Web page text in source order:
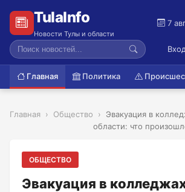
TulaInfo
Новости Тулы и области
7
Вход
Главная Политика
Главная Общество
Эвакуация в
области: что
ОБЩЕСТВО
Эвакуация в